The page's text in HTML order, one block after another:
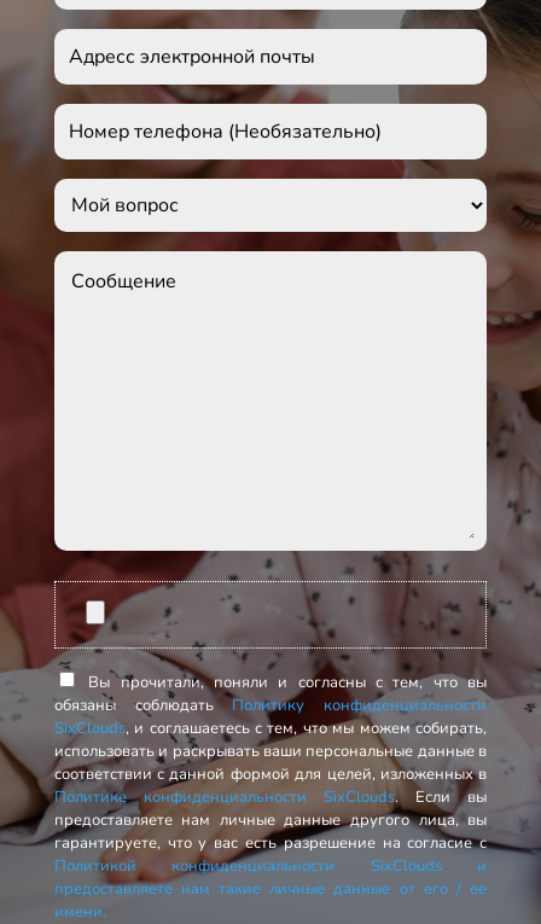
Вы прочитали, поняли и согласны с тем, что вы
обязаны соблюдатьПолитику конфиденциальности
SixClouds, и соглашаетесь с тем, что мы можем собирать,
использовать и раскрывать ваши персональные данные в
соответствии с данной формой для целей, изложенных в
Политике конфиденциальности SixClouds. Если вы
предоставляете нам личные данные другого лица, вы
гарантируете, что у вас есть разрешение на согласие с
Политикой конфиденциальности SixCloudsи
предоставляете нам такие личные данные от его / ее
имени.